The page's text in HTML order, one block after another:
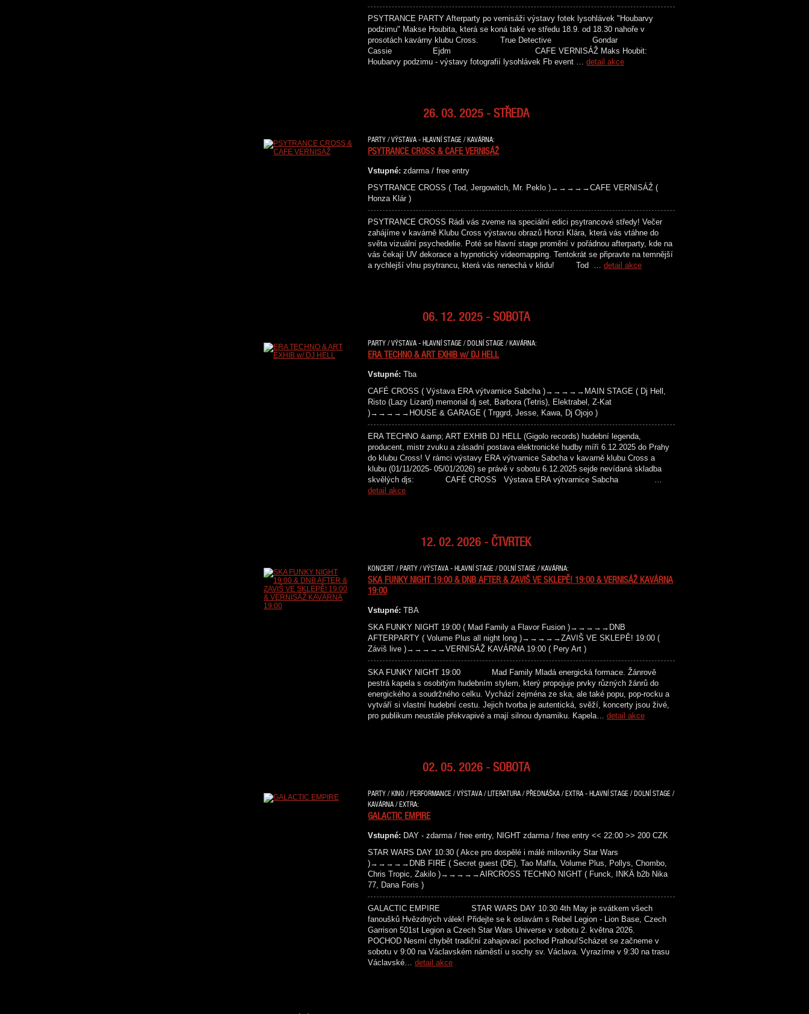
PSYTRANCE PARTY Afterparty po vernisáži výstavy fotek lysohlávek "Houbarvy
podzimu" Makse Houbita, která se koná také ve středu 18.9. od 18.30 nahoře v
prosotách kavárny klubu Cross. True Detective Gondar
Cassie Ejdm CAFE VERNISÁŽ Maks Houbit:
Houbarvy podzimu - výstavy fotografií lysohlávek Fb event … detail akce
26. 03. 2025 - STŘEDA
PARTY / VÝSTAVA - HLAVNÍ STAGE / KAVÁRNA:
PSYTRANCE CROSS & CAFE VERNISÁŽ
Vstupné: zdarma / free entry
PSYTRANCE CROSS ( Tod, Jergowitch, Mr. Peklo )→→→→→CAFE VERNISÁŽ (
Honza Klár )
PSYTRANCE CROSS Rádi vás zveme na speciální edici psytrancové středy! Večer
zahájíme v kavárně Klubu Cross výstavou obrazů Honzi Klára, která vás vtáhne do
světa vizuální psychedelie. Poté se hlavní stage promění v pořádnou afterparty, kde na
vás čekají UV dekorace a hypnotický videomapping. Tentokrát se připravte na temnější
a rychlejší vlnu psytrancu, která vás nenechá v klidu! Tod … detail akce
06. 12. 2025 - SOBOTA
PARTY / VÝSTAVA - HLAVNÍ STAGE / DOLNÍ STAGE / KAVÁRNA:
ERA TECHNO & ART EXHIB w/ DJ HELL
Vstupné: Tba
CAFÉ CROSS ( Výstava ERA výtvarnice Sabcha )→→→→→MAIN STAGE ( Dj Hell,
Risto (Lazy Lizard) memorial dj set, Barbora (Tetris), Elektrabel, Z-Kat
)→→→→→HOUSE & GARAGE ( Trggrd, Jesse, Kawa, Dj Ojojo )
ERA TECHNO &amp; ART EXHIB DJ HELL (Gigolo records) hudební legenda,
producent, mistr zvuku a zásadní postava elektronické hudby míří 6.12.2025 do Prahy
do klubu Cross! V rámci výstavy ERA výtvarnice Sabcha v kavarně klubu Cross a
klubu (01/11/2025- 05/01/2026) se právě v sobotu 6.12.2025 sejde nevídaná skladba
skvělých djs: CAFÉ CROSS Výstava ERA výtvarnice Sabcha …
detail akce
12. 02. 2026 - ČTVRTEK
KONCERT / PARTY / VÝSTAVA - HLAVNÍ STAGE / DOLNÍ STAGE / KAVÁRNA:
SKA FUNKY NIGHT 19:00 & DNB AFTER & ZAVIŠ VE SKLEPĚ! 19:00 & VERNISÁŽ KAVÁRNA
19:00
Vstupné: TBA
SKA FUNKY NIGHT 19:00 ( Mad Family a Flavor Fusion )→→→→→DNB
AFTERPARTY ( Volume Plus all night long )→→→→→ZAVIŠ VE SKLEPĚ! 19:00 (
Záviš live )→→→→→VERNISÁŽ KAVÁRNA 19:00 ( Pery Art )
SKA FUNKY NIGHT 19:00 Mad Family Mladá energická formace. Žánrově
pestrá kapela s osobitým hudebním stylem, který propojuje prvky různých žánrů do
energického a soudržného celku. Vychází zejména ze ska, ale také popu, pop-rocku a
vytváří si vlastní hudební cestu. Jejich tvorba je autentická, svěží, koncerty jsou živé,
pro publikum neustále překvapivé a mají silnou dynamiku. Kapela… detail akce
02. 05. 2026 - SOBOTA
PARTY / KINO / PERFORMANCE / VÝSTAVA / LITERATURA / PŘEDNÁŠKA / EXTRA - HLAVNÍ STAGE / DOLNÍ STAGE /
KAVÁRNA / EXTRA:
GALACTIC EMPIRE
Vstupné: DAY - zdarma / free entry, NIGHT zdarma / free entry << 22:00 >> 200 CZK
STAR WARS DAY 10:30 ( Akce pro dospělé i málé milovníky Star Wars
)→→→→→DNB FIRE ( Secret guest (DE), Tao Maffa, Volume Plus, Pollys, Chombo,
Chris Tropic, Zakilo )→→→→→AIRCROSS TECHNO NIGHT ( Funck, INKÄ b2b Nika
77, Dana Foris )
GALACTIC EMPIRE STAR WARS DAY 10:30 4th May je svátkem všech
fanoušků Hvězdných válek! Přidejte se k oslavám s Rebel Legion - Lion Base, Czech
Garrison 501st Legion a Czech Star Wars Universe v sobotu 2. května 2026.
POCHOD Nesmí chybět tradiční zahajovací pochod Prahou!Scházet se začneme v
sobotu v 9:00 na Václavském náměstí u sochy sv. Václava. Vyrazíme v 9:30 na trasu
Václavské… detail akce